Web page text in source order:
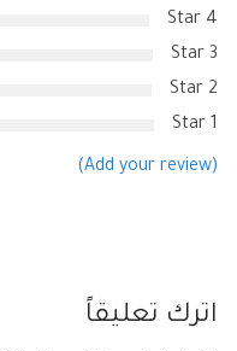
4 Star
3 Star
2 Star
1 Star
(Add your review)
اترك تعليقاً